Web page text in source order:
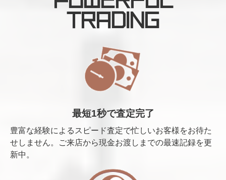
TRADING
最短1秒で査定完了
豊富な経験によるスピード査定で忙しいお客様をお待た
せしません。ご来店から現金お渡しまでの最速記録を更
新中。